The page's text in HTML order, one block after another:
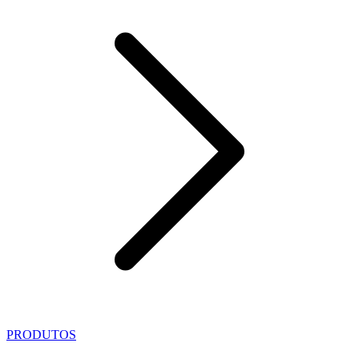
PRODUTOS